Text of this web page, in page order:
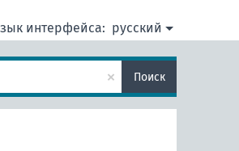
интерфейса: русский
× Поиск